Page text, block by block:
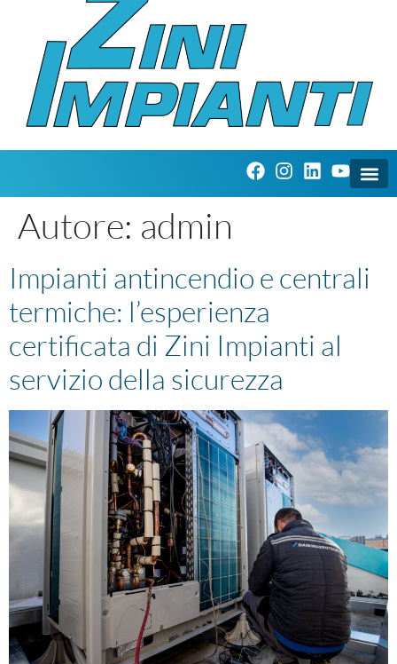
Autore: admin
Impianti antincendio e centrali
termiche: l’esperienza
certificata di Zini Impianti al
servizio della sicurezza